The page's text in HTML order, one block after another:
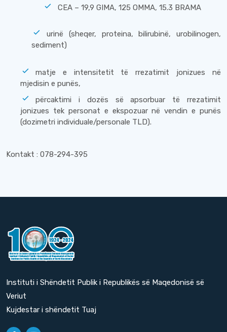
СЕА – 19,9 GIMA, 125 OMMA, 15.3 BRAMA
urinë (sheqer, proteina, bilirubinë, urobilinogen,
sediment)
matje e intensitetit të rrezatimit jonizues në
mjedisin e punës,
përcaktimi i dozës së apsorbuar të rrezatimit
jonizues tek personat e ekspozuar në vendin e punës
(dozimetri individuale/personale TLD).
Kontakt : 078-294-395
Instituti i Shëndetit Publik i Republikës së Maqedonisë së
Veriut
Kujdestar i shëndetit Tuaj